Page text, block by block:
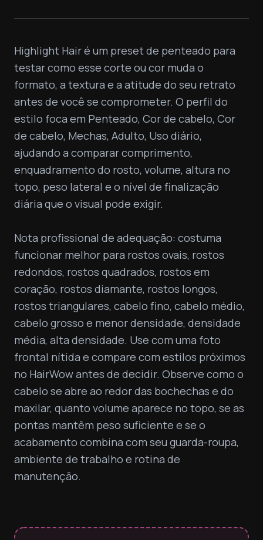
Highlight Hair é um preset de penteado para
testar como esse corte ou cor muda o
formato, a textura e a atitude do seu retrato
antes de você se comprometer. O perfil do
estilo foca em Penteado, Cor de cabelo, Cor
de cabelo, Mechas, Adulto, Uso diário,
ajudando a comparar comprimento,
enquadramento do rosto, volume, altura no
topo, peso lateral e o nível de finalização
diária que o visual pode exigir.
Nota profissional de adequação: costuma
funcionar melhor para rostos ovais, rostos
redondos, rostos quadrados, rostos em
coração, rostos diamante, rostos longos,
rostos triangulares, cabelo fino, cabelo médio,
cabelo grosso e menor densidade, densidade
média, alta densidade. Use com uma foto
frontal nítida e compare com estilos próximos
no HairWow antes de decidir. Observe como o
cabelo se abre ao redor das bochechas e do
maxilar, quanto volume aparece no topo, se as
pontas mantêm peso suficiente e se o
acabamento combina com seu guarda-roupa,
ambiente de trabalho e rotina de
manutenção.